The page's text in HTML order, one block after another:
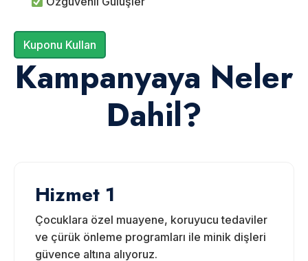
Kuponu Kullan
Kampanyaya Neler
Dahil?
Hizmet 1
Çocuklara özel muayene, koruyucu tedaviler
ve çürük önleme programları ile minik dişleri
güvence altına alıyoruz.